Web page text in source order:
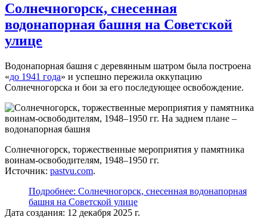
Солнечногорск, снесенная
водонапорная башня на Советской
улице
Водонапорная башня с деревянным шатром была построена
«до 1941 года» и успешно пережила оккупацию
Солнечногорска и бои за его последующее освобождение.
Солнечногорск, торжественные мероприятия у памятника
воинам-освободителям, 1948–1950 гг.
Источник: pastvu.com.
Подробнее: Солнечногорск, снесенная водонапорная
башня на Советской улице
Дата создания: 12 декабря 2025 г.